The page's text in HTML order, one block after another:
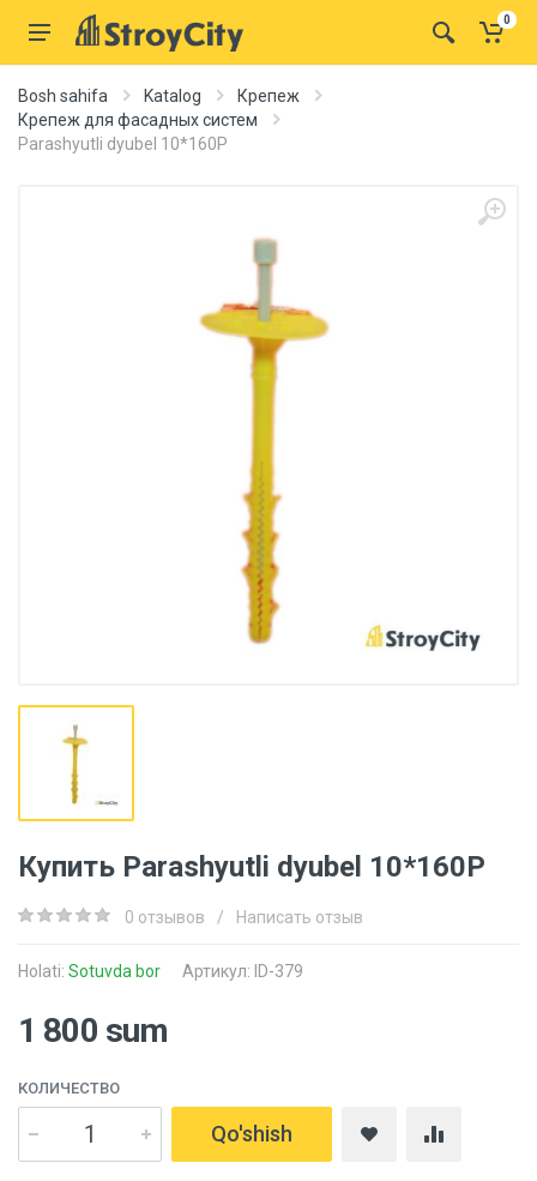
0
Bosh sahifa Katalog
Крепеж
Крепеж для фасадных систем
Parashyutli dyubel 10*160P
Купить Parashyutli dyubel 10*160P
0 отзывов / Написать отзыв
Holati: Sotuvda bor Артикул: ID-379
1 800 sum
КОЛИЧЕСТВО
Qo'shish